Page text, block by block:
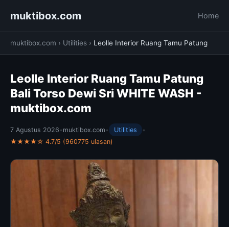
muktibox.com Home
muktibox.com › Utilities › Leolle Interior Ruang Tamu Patung
Leolle Interior Ruang Tamu Patung
Bali Torso Dewi Sri WHITE WASH -
muktibox.com
7 Agustus 2026 • muktibox.com • Utilities
•
★★★★☆ 4.7/5 (960775 ulasan)